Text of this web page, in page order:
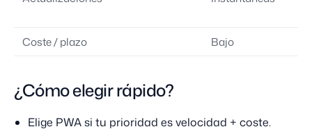
Coste / plazo
Bajo
¿Cómo elegir rápido?
Elige PWA si tu prioridad es velocidad + coste.